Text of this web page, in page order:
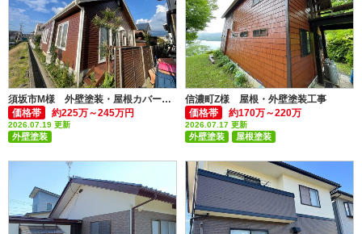
須坂市M様 外壁塗装・屋根カバー工事
価格帯
約225万～245万円
2026.07.19 更新
外壁塗装
屋根張替え・屋根カバー
信濃町Z様 屋根・外壁塗装工事
価格帯
約170万～220万
2026.07.17 更新
外壁塗装
屋根塗装